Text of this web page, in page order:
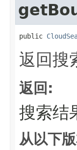
public
返回搜
返回:
搜索结
从以下